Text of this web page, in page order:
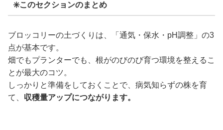
✳️このセクションのまとめ
ブロッコリーの土づくりは、「通気・保水・pH調整」の3
点が基本です。
畑でもプランターでも、根がのびのび育つ環境を整えるこ
とが最大のコツ。
しっかりと準備をしておくことで、病気知らずの株を育
て、 収穫量アップにつながります。